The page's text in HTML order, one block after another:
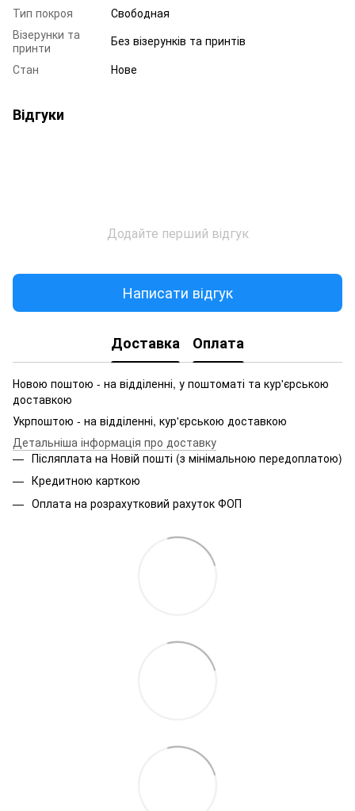
Тип покроя
Свободная
Візерунки та
принти
Без візерунків та принтів
Стан
Нове
Відгуки
Додайте перший відгук
Написати відгук
Доставка Оплата
Новою поштою - на відділенні, у поштоматі та кур'єрською
доставкою
Укрпоштою - на відділенні, кур'єрською доставкою
Детальніша інформація про доставку
Післяплата на Новій пошті (з мінімальною передоплатою)
Кредитною карткою
Оплата на розрахутковий рахуток ФОП